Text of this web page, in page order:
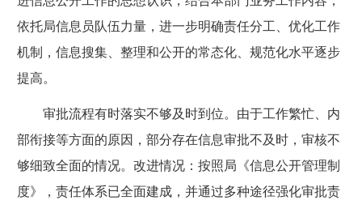
依托局信息员队伍力量，进一步明确责任分工、优化工作
机制，信息搜集、整理和公开的常态化、规范化水平逐步
提高。
审批流程有时落实不够及时到位。由于工作繁忙、内
部衔接等方面的原因，部分存在信息审批不及时，审核不
够细致全面的情况。改进情况：按照局《信息公开管理制
度》，责任体系已全面建成，并通过多种途径强化审批责